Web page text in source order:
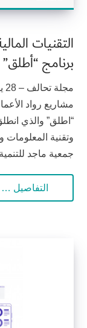
التقنيات
برنامج “أطلق”
مشاريع رواد
“اطلق” والذي
وتقنية
جمعية ماجد
التفاصيل …